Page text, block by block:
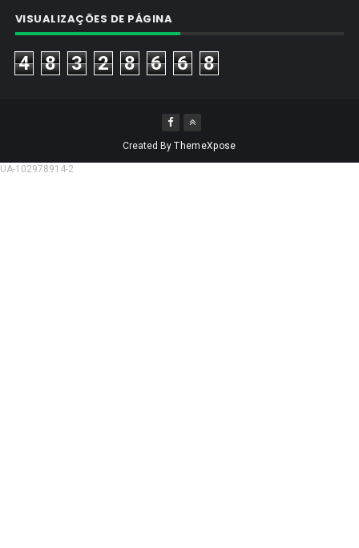
VISUALIZAÇÕES DE PÁGINA
4 8 3 2 8 6 6 8
Created ByThemeXpose
UA-102978914-2